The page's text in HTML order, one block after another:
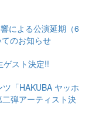
による公演延期（6
のお知らせ
ゲスト決定!!
「HAKUBA ヤッホ
弾アーティスト決